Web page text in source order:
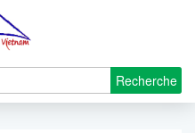
Recherche